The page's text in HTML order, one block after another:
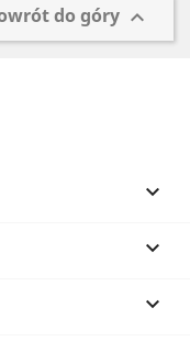
do góry 


